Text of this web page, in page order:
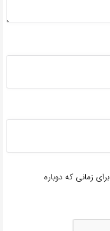
زمانی که دوباره